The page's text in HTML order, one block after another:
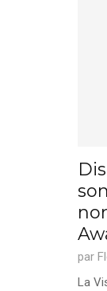
par
La